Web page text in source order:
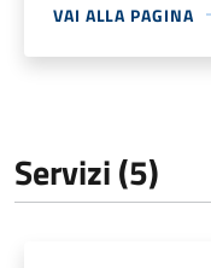
VAI ALLA PAGINA
Servizi (5)